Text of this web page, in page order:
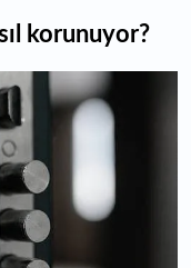
korunuyor?